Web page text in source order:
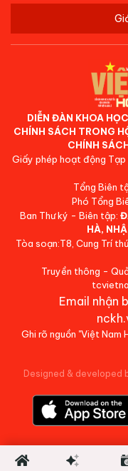
DIỄN ĐÀN KHOA
CHÍNH SÁCH TRONG
CHÍNH
Giấy phép hoạt động
Tổng Biên
Phó Tổng
Ban Thư ký - Biên tập:
HÀ,
Tòa soạn:T8, Cung Trí
Truyền thông -
Email nhận
Ghi rõ nguồn "Việt Nam
Designed & developed